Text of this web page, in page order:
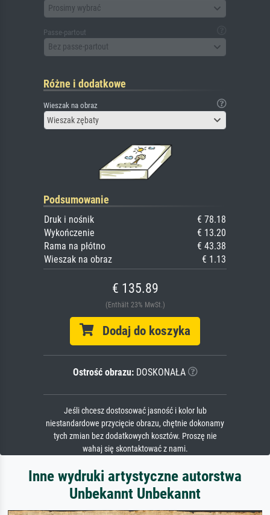
Prosimy wybrać
Passe-partout
Bez passe-partout
Różne i dodatkowe
Wieszak na obraz
Wieszak zębaty
Podsumowanie
Druk i nośnik
€ 78.18
Wykończenie
€ 13.20
Rama na płótno
€ 43.38
Wieszak na obraz
€ 1.13
€ 135.89
(Enthält 23% MwSt.)
Dodaj do koszyka
Ostrość obrazu:DOSKONAŁA
Jeśli chcesz dostosować jasność i kolor lub
niestandardowe przycięcie obrazu, chętnie dokonamy
tych zmian bez dodatkowych kosztów. Proszę nie
wahaj się skontaktować z nami.
Inne wydruki artystyczne autorstwa
Unbekannt Unbekannt